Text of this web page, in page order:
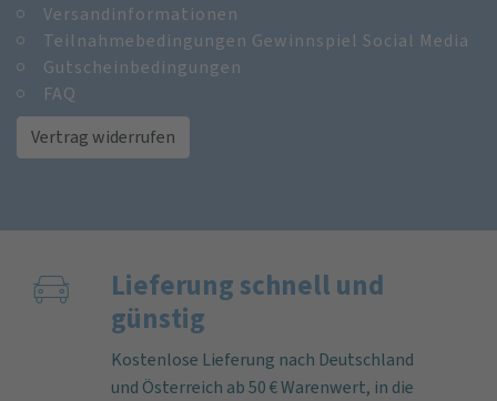
Versandinformationen
Teilnahmebedingungen Gewinnspiel Social Media
Gutscheinbedingungen
FAQ
Vertrag widerrufen
Lieferung schnell und
günstig
Kostenlose Lieferung nach Deutschland
und Österreich ab 50 € Warenwert, in die